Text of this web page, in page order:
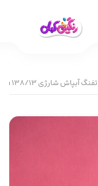
تفنگ آبپاش شارژی Rechargeable water gun 138/13